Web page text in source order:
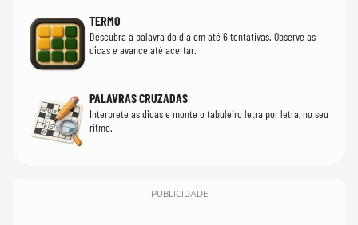
TERMO
Descubra a palavra do dia em até 6 tentativas. Observe as
dicas e avance até acertar.
PALAVRAS CRUZADAS
Interprete as dicas e monte o tabuleiro letra por letra, no seu
ritmo.
PUBLICIDADE